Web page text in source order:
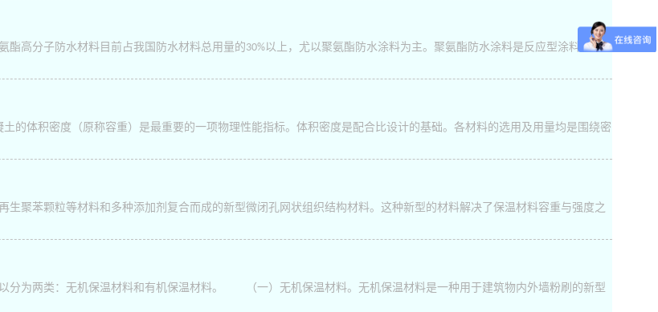
高分子防水材料目前占我国防水材料总用量的30%以上，尤以聚氨酯防水涂料为主。聚氨酯防水涂料是反应型涂料的一
的体积密度（原称容重）是最重要的一项物理性能指标。体积密度是配合比设计的基础。各材料的选用及用量均是围绕密
生聚苯颗粒等材料和多种添加剂复合而成的新型微闭孔网状组织结构材料。这种新型的材料解决了保温材料容重与强度之
分为两类：无机保温材料和有机保温材料。 （一）无机保温材料。无机保温材料是一种用于建筑物内外墙粉刷的新型